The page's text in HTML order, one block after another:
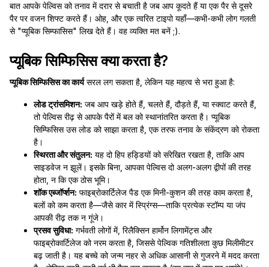
बात आपके पेल्विस को तनाव में दरार से बचाती है जब आप कूदते हैं या एक पैर से दूसरे
पैर पर वजन शिफ्ट करते हैं। ओह, और एक त्वरित टाइपो यहाँ—कभी-कभी लोग गलती
से "प्यूबिक सिम्फासिस" लिख देते हैं। वह व्यक्ति मत बनें ;).
प्यूबिक सिम्फिसिस क्या करता है?
प्यूबिक सिम्फिसिस का कार्यसरल लग सकता है, लेकिन यह महत्व से भरा हुआ है:
लोड ट्रांसमिशन: जब आप खड़े होते हैं, चलते हैं, दौड़ते हैं, या स्क्वाट करते हैं,
तो पेल्विस रीढ़ से आपके पैरों में बल को स्थानांतरित करता है। प्यूबिक
सिम्फिसिस उस लोड को साझा करता है, एक तरफ तनाव के संकेंद्रण को रोकता
है।
स्थिरता और संतुलन: यह दो हिप हड्डियों को संरेखित रखता है, ताकि आप
साइडवेज न झूलें। इसके बिना, आपका पेल्विस दो अलग-अलग द्वीपों की तरह
होता, न कि एक ठोस भूमि।
शॉक एब्जॉर्प्शन: फाइब्रोकार्टिलेज पैड एक मिनी-कुशन की तरह काम करता है,
बलों को कम करता है—जैसे कार में स्प्रिंग्स—ताकि प्रत्येक स्टॉम्प या जंप
आपकी रीढ़ तक न गूंजे।
प्रसव सुविधा: गर्भवती लोगों में, रिलैक्सिन हार्मोन लिगामेंट्स और
फाइब्रोकार्टिलेज को नरम करता है, जिससे पेल्विक गतिशीलता कुछ मिलीमीटर
बढ़ जाती है। यह बच्चे को जन्म नहर से अधिक आसानी से गुजरने में मदद करता